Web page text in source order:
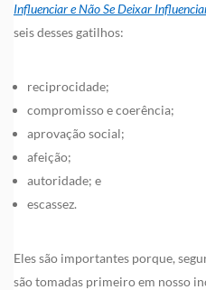
Influenciar e Não Se Deixar
seis desses gatilhos:
reciprocidade;
compromisso e coerência;
aprovação social;
afeição;
autoridade; e
escassez.
Eles são importantes porque,
são tomadas primeiro em nosso